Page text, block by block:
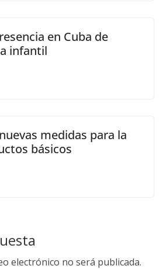
en Cuba de
infantil
medidas para la
básicos
electrónico no será publicada.